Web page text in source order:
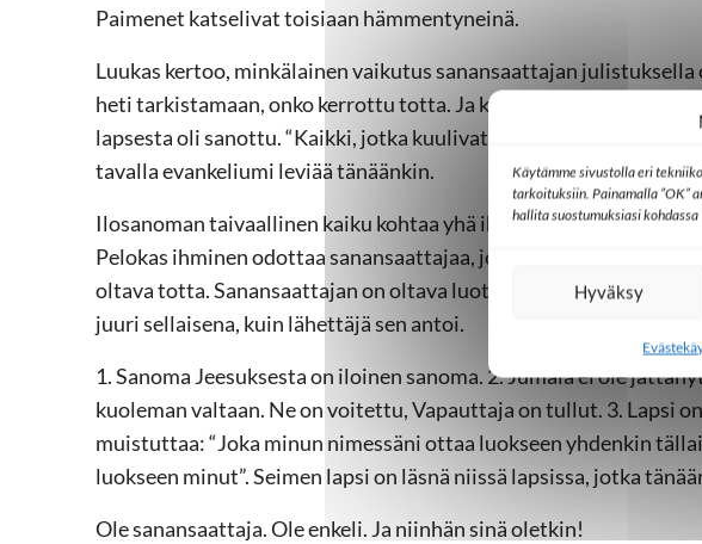
Käytämme sivustolla eri
tarkoituksiin. Painamalla ”OK”
hallita suostumuksiasi kohdassa
Hyväksy
Paimenet katselivat toisiaan hämmentyneinä.
Luukas kertoo, minkälainen vaikutus sanansaattajan
heti tarkistamaan, onko kerrottu totta. Ja kun he huomasivat näin
lapsesta oli sanottu. “Kaikki, jotka kuulivat paimenten sanat,
tavalla evankeliumi leviää tänäänkin.
Ilosanoman taivaallinen kaiku kohtaa yhä ihmisen siellä, missä on
Pelokas ihminen odottaa sanansaattajaa, jolla olisi kerrottavana
oltava totta. Sanansaattajan on oltava luotettava. Sanoma on
juuri sellaisena, kuin lähettäjä sen antoi.
1. Sanoma Jeesuksesta on iloinen sanoma. 2. Jumala ei ole
kuoleman valtaan. Ne on voitettu, Vapauttaja on tullut. 3. Lapsi
muistuttaa: “Joka minun nimessäni ottaa luokseen yhdenkin
luokseen minut”. Seimen lapsi on läsnä niissä lapsissa, jotka
Ole sanansaattaja. Ole enkeli. Ja niinhän sinä oletkin!